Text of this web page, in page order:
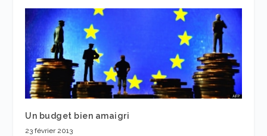
Un budget bien amaigri
23 février 2013